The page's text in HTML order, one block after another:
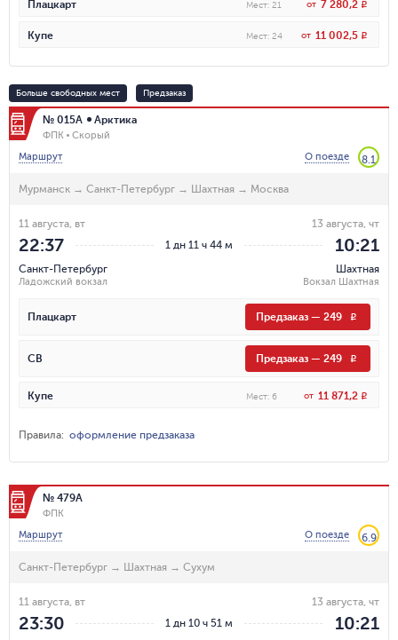
Плацкарт Мест: 21 от 7 280,2 R
Купе Мест: 24 от 11 002,5 R
Больше свободных мест Предзаказ
№ 015А Арктика
ФПК
Скорый
Маршрут
О поезде 8.1
Мурманск → Санкт-Петербург → Шахтная → Москва
1 дн 11 ч 44 м
11 августа, вт
22:37
Санкт-Петербург
Ладожский вокзал
13 августа, чт
10:21
Шахтная
Вокзал Шахтная
Плацкарт Предзаказ — 249 R
СВ Предзаказ — 249 R
Купе Мест: 6 от 11 871,2 R
Правила: оформление предзаказа
№ 479А
ФПК
Маршрут
О поезде 6.9
Санкт-Петербург → Шахтная → Сухум
1 дн 10 ч 51 м
11 августа, вт
23:30
13 августа, чт
10:21